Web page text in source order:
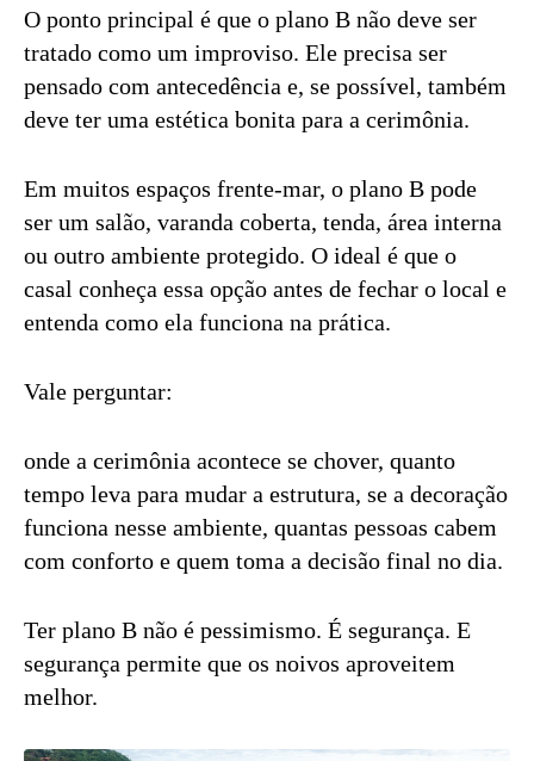
O ponto principal é que o plano B não deve ser
tratado como um improviso. Ele precisa ser
pensado com antecedência e, se possível, também
deve ter uma estética bonita para a cerimônia.
Em muitos espaços frente-mar, o plano B pode
ser um salão, varanda coberta, tenda, área interna
ou outro ambiente protegido. O ideal é que o
casal conheça essa opção antes de fechar o local e
entenda como ela funciona na prática.
Vale perguntar:
onde a cerimônia acontece se chover, quanto
tempo leva para mudar a estrutura, se a decoração
funciona nesse ambiente, quantas pessoas cabem
com conforto e quem toma a decisão final no dia.
Ter plano B não é pessimismo. É segurança. E
segurança permite que os noivos aproveitem
melhor.